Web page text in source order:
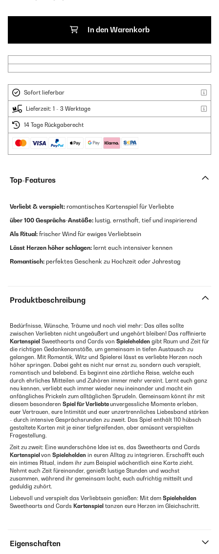
In den Warenkorb
Sofort lieferbar
Lieferzeit: 1 - 3 Werktage
14 Tage Rückgaberecht
Top-Features
Verliebt & verspielt: romantisches Kartenspiel für Verliebte
über 100 Gesprächs-Anstöße: lustig, ernsthaft, tief und inspirierend
Als Ritual: frischer Wind für ewiges Verliebtsein
Lässt Herzen höher schlagen: lernt euch intensiver kennen
Romantisch: perfektes Geschenk zu Hochzeit oder Jahrestag
Produktbeschreibung
Bedürfnisse, Wünsche, Träume und noch viel mehr: Das alles sollte
zwischen Verliebten nicht ungeäußert und ungehört bleiben! Das raffinierte
Kartenspiel Sweethearts and Cards von Spielehelden gibt Raum und Zeit für
die richtigen Gedankenanstöße, um gemeinsam in tiefen Austausch zu
gelangen. Mit Romantik, Witz und Spielerei lässt es verliebte Herzen noch
höher springen. Dabei geht es nicht nur ernst zu, sondern auch verspielt,
romantisch und belebend. Es beginnt eine zärtliche Reise, welche euch
durch ehrliches Mitteilen und Zuhören immer mehr vereint. Lernt euch ganz
neu kennen, verliebt euch immer wieder neu ineinander und macht ein
anfängliches Prickeln zum alltäglichen Sprudeln. Gemeinsam könnt ihr mit
diesem besonderen Spiel für Verliebteunvergessliche Momente erleben,
euer Vertrauen, eure Intimität und euer unzertrennliches Liebesband stärken
- durch intensive Gesprächsrunden zu zweit. Das Spiel enthält 110 hübsch
gestaltete Karten mit je einer tiefgreifenden, aber amüsant verspielten
Fragestellung.
Zeit zu zweit: Eine wunderschöne Idee ist es, das Sweethearts and Cards
Kartenspiel von Spielehelden in euren Alltag zu integrieren. Erschafft euch
ein intimes Ritual, indem ihr zum Beispiel wöchentlich eine Karte zieht.
Nehmt euch Zeit füreinander, genießt lustige Stunden und wachst
zusammen, während ihr gemeinsam lacht, euch aufrichtig mitteilt und
geduldig zuhört.
Liebevoll und verspielt das Verliebtsein genießen: Mit dem Spielehelden
Sweethearts and Cards Kartenspiel tanzen eure Herzen im Gleichschritt.
Eigenschaften